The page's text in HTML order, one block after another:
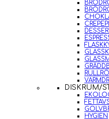
DISKRUM/
HYGIEN